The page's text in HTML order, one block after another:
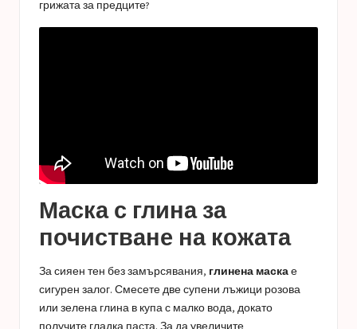
грижата за предците?
Маска с глина за
почистване на кожата
За сияен тен без замърсявания, глинена маскае
сигурен залог. Смесете две супени лъжици розова
или зелена глина в купа с малко вода, докато
получите гладка паста. За да увеличите